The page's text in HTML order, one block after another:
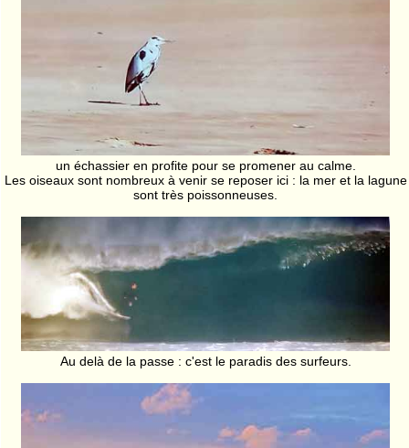
un échassier en profite pour se promener au calme.
Les oiseaux sont nombreux à venir se reposer ici : la mer et la lagune
sont très poissonneuses.
Au delà de la passe : c'est le paradis des surfeurs.